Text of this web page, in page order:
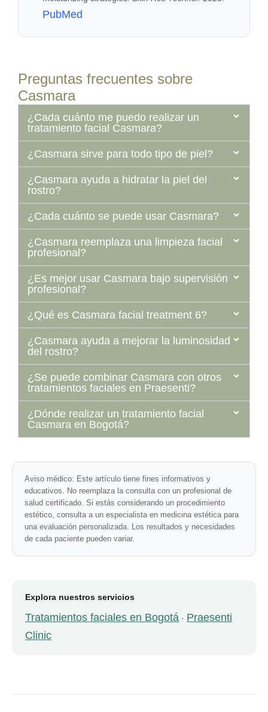
PubMed
Preguntas frecuentes sobre
Casmara
¿Cada cuánto me puedo realizar un
tratamiento facial Casmara?
¿Casmara sirve para todo tipo de piel?
¿Casmara ayuda a hidratar la piel del
rostro?
¿Cada cuánto se puede usar Casmara?
¿Casmara reemplaza una limpieza facial
profesional?
¿Es mejor usar Casmara bajo supervisión
profesional?
¿Qué es Casmara facial treatment 6?
¿Casmara ayuda a mejorar la luminosidad
del rostro?
¿Se puede combinar Casmara con otros
tratamientos faciales en Praesenti?
¿Dónde realizar un tratamiento facial
Casmara en Bogotá?
Aviso médico: Este artículo tiene fines informativos y
educativos. No reemplaza la consulta con un profesional de
salud certificado. Si estás considerando un procedimiento
estético, consulta a un especialista en medicina estética para
una evaluación personalizada. Los resultados y necesidades
de cada paciente pueden variar.
Explora nuestros servicios
Tratamientos faciales en Bogotá · Praesenti
Clinic